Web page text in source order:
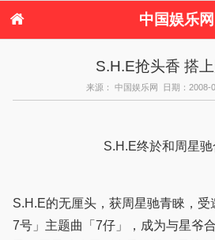
中国娱乐网
日本娱乐 韩
音乐新闻 影
S.H.E抢头香 搭
来源： 中国娱乐网 日期：2008-
S.H.E终於和周星驰
S.H.E的无厘头，获周星驰青睞，
7号」主题曲「7仔」，成为与星爷